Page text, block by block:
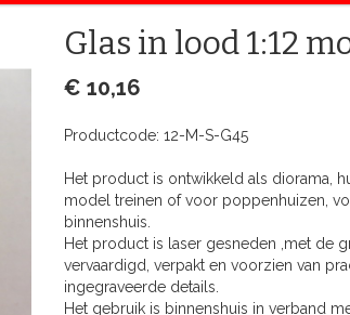
Glas in lood 1:12
€ 10,16
Productcode: 12-M-S-G45
Het product is ontwikkeld als diorama,
model treinen of voor poppenhuizen,
binnenshuis.
Het product is laser gesneden ,met de
vervaardigd, verpakt en voorzien van
ingegraveerde details.
Het gebruik is binnenshuis in verband